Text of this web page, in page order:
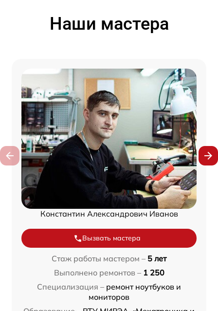
Наши мастера
Константин Александрович Иванов
Вызвать мастера
Стаж работы мастером – 5 лет
Выполнено ремонтов – 1 250
Специализация – ремонт ноутбуков и
мониторов